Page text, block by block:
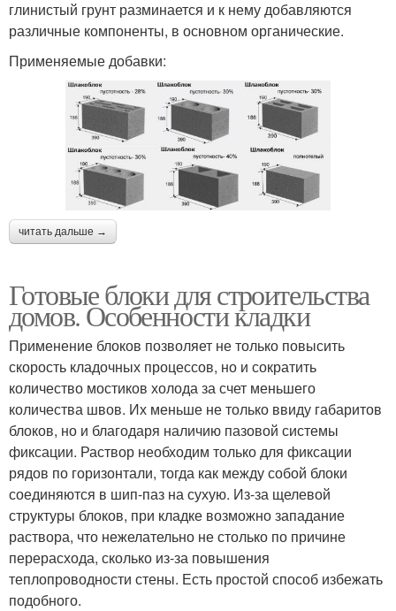
глинистый грунт разминается и к нему добавляются
различные компоненты, в основном органические.
Применяемые добавки:
читать дальше →
Готовые блоки для строительства
домов. Особенности кладки
Применение блоков позволяет не только повысить
скорость кладочных процессов, но и сократить
количество мостиков холода за счет меньшего
количества швов. Их меньше не только ввиду габаритов
блоков, но и благодаря наличию пазовой системы
фиксации. Раствор необходим только для фиксации
рядов по горизонтали, тогда как между собой блоки
соединяются в шип-паз на сухую. Из-за щелевой
структуры блоков, при кладке возможно западание
раствора, что нежелательно не столько по причине
перерасхода, сколько из-за повышения
теплопроводности стены. Есть простой способ избежать
подобного.